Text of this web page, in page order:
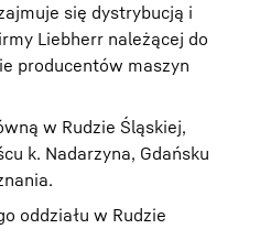
się dystrybucją i
Liebherr należącej do
producentów maszyn
w Rudzie Śląskiej,
k. Nadarzyna, Gdańsku
oddziału w Rudzie